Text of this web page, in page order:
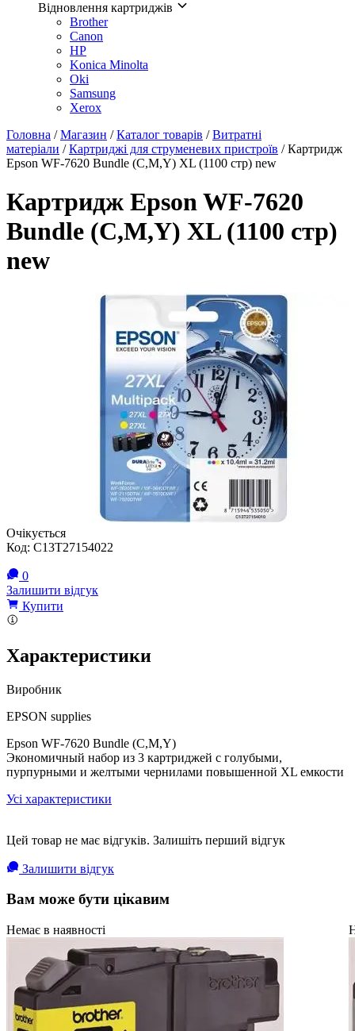
Відновлення картриджів
Brother
Canon
HP
Konica Minolta
Oki
Samsung
Xerox
Головна /Магазин /Каталог товарів /Витратні
матеріали /Картриджі для струменевих пристроїв / Картридж
Epson WF-7620 Bundle (C,M,Y) XL (1100 стр) new
Картридж Epson WF-7620
Bundle (C,M,Y) XL (1100 стр)
new
Очікується
Код: C13T27154022
0
Залишити відгук
Купити
Характеристики
Виробник
EPSON supplies
Epson WF-7620 Bundle (C,M,Y)
Экономичный набор из 3 картриджей с голубыми,
пурпурными и желтыми чернилами повышенной XL емкости
Усі характеристики
Цей товар не має відгуків. Залишіть перший відгук
Залишити відгук
Вам може бути цікавим
Немає в наявності